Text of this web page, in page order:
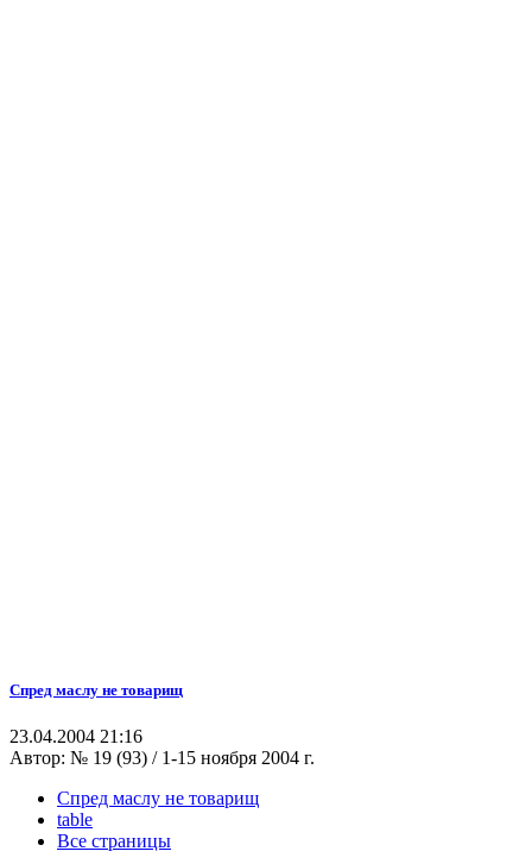
Спред маслу не товарищ
23.04.2004 21:16
Автор: № 19 (93) / 1-15 ноября 2004 г.
Спред маслу не товарищ
table
Все страницы